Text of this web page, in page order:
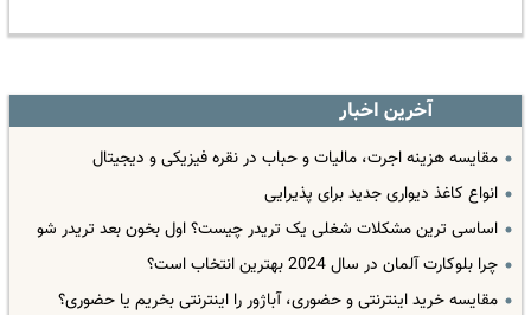
آخرین اخبار
مقایسه هزینه اجرت، مالیات و حباب در نقره فیزیکی و دیجیتال
انواع کاغذ دیواری جدید برای پذیرایی
اساسی ترین مشکلات شغلی یک تریدر چیست؟ اول بخون بعد تریدر شو
چرا بلوکارت آلمان در سال 2024 بهترین انتخاب است؟
مقایسه خرید اینترنتی و حضوری، آباژور را اینترنتی بخریم یا حضوری؟